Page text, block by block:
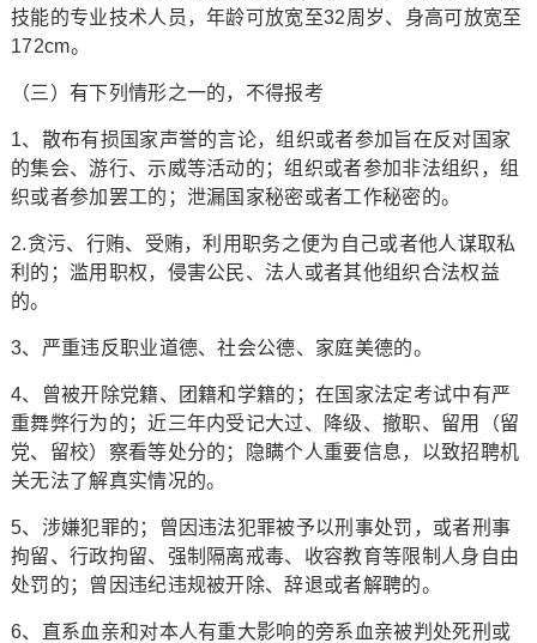
技能的专业技术人员，年龄可放宽至32周岁、身高可放宽至
172cm。
（三）有下列情形之一的，不得报考
1、散布有损国家声誉的言论，组织或者参加旨在反对国家
的集会、游行、示威等活动的；组织或者参加非法组织，组
织或者参加罢工的；泄漏国家秘密或者工作秘密的。
2.贪污、行贿、受贿，利用职务之便为自己或者他人谋取私
利的；滥用职权，侵害公民、法人或者其他组织合法权益
的。
3、严重违反职业道德、社会公德、家庭美德的。
4、曾被开除党籍、团籍和学籍的；在国家法定考试中有严
重舞弊行为的；近三年内受记大过、降级、撤职、留用（留
党、留校）察看等处分的；隐瞒个人重要信息，以致招聘机
关无法了解真实情况的。
5、涉嫌犯罪的；曾因违法犯罪被予以刑事处罚，或者刑事
拘留、行政拘留、强制隔离戒毒、收容教育等限制人身自由
处罚的；曾因违纪违规被开除、辞退或者解聘的。
6、直系血亲和对本人有重大影响的旁系血亲被判处死刑或